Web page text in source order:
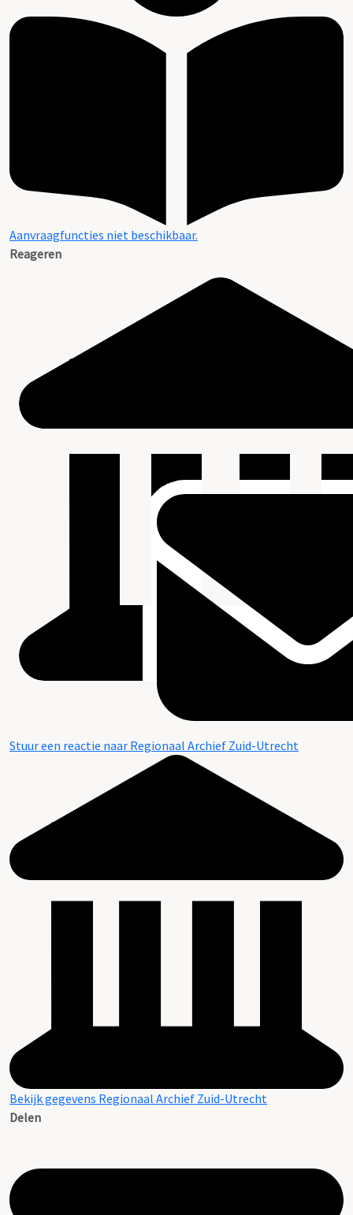
Aanvraagfuncties niet beschikbaar.
Reageren
Stuur een reactie naar Regionaal Archief Zuid-Utrecht
Bekijk gegevens Regionaal Archief Zuid-Utrecht
Delen